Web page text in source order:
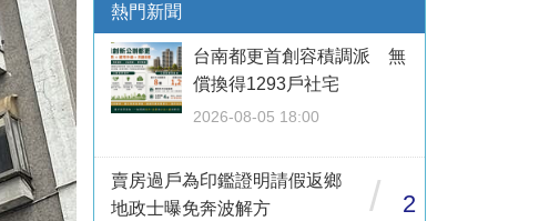
熱門新聞
台南都更首創容積調派 無
償換得1293戶社宅
2026-08-05 18:00
賣房過戶為印鑑證明請假返鄉
地政士曝免奔波解方
/ 2